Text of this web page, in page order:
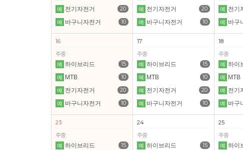
20
예 전기자전거
10
예 바구니자전거
20
예 전기자전거
10
예 바구니자전거
예 전기
예 바구
16
주중
15
예 하이브리드
10
예
MTB
20
예 전기자전거
10
예 바구니자전거
17
주중
15
예 하이브리드
10
예
MTB
20
예 전기자전거
10
예 바구니자전거
18
주중
예 하이
예
MTB
예 전기
예 바구
23
주중
15
예 하이브리드
24
주중
15
예 하이브리드
25
주중
예 하이